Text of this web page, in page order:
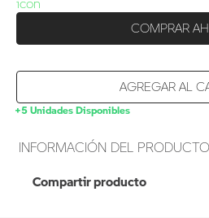
COMPRAR
AGREGAR AL
+5 Unidades Disponibles
INFORMACIÓN DEL PRODUCTO
Compartir producto